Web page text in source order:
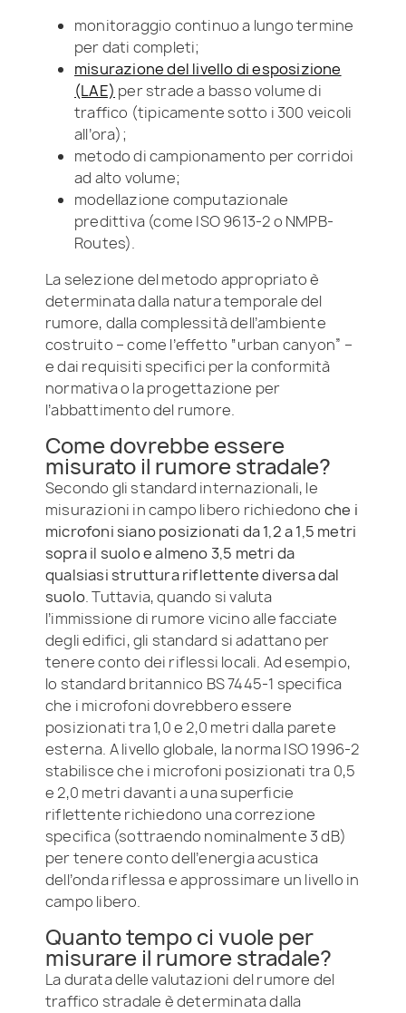
monitoraggio continuo a lungo termine
per dati completi;
misurazione del livello di esposizione
(LAE) per strade a basso volume di
traffico (tipicamente sotto i 300 veicoli
all’ora);
metodo di campionamento per corridoi
ad alto volume;
modellazione computazionale
predittiva (come ISO 9613-2 o NMPB-
Routes).
La selezione del metodo appropriato è
determinata dalla natura temporale del
rumore, dalla complessità dell’ambiente
costruito – come l’effetto “urban canyon” –
e dai requisiti specifici per la conformità
normativa o la progettazione per
l’abbattimento del rumore.
Come dovrebbe essere
misurato il rumore stradale?
Secondo gli standard internazionali, le
misurazioni in campo libero richiedono che i
microfoni siano posizionati da 1,2 a 1,5 metri
sopra il suolo e almeno 3,5 metri da
qualsiasi struttura riflettente diversa dal
suolo. Tuttavia, quando si valuta
l’immissione di rumore vicino alle facciate
degli edifici, gli standard si adattano per
tenere conto dei riflessi locali. Ad esempio,
lo standard britannico BS 7445-1 specifica
che i microfoni dovrebbero essere
posizionati tra 1,0 e 2,0 metri dalla parete
esterna. A livello globale, la norma ISO 1996-2
stabilisce che i microfoni posizionati tra 0,5
e 2,0 metri davanti a una superficie
riflettente richiedono una correzione
specifica (sottraendo nominalmente 3 dB)
per tenere conto dell’energia acustica
dell’onda riflessa e approssimare un livello in
campo libero.
Quanto tempo ci vuole per
misurare il rumore stradale?
La durata delle valutazioni del rumore del
traffico stradale è determinata dalla